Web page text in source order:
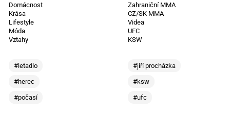
Domácnost
Krása
Lifestyle
Móda
Vztahy
#letadlo
#herec
#počasí
Zahraniční MMA
CZ/SK MMA
Videa
UFC
KSW
#jiří procházka
#ksw
#ufc